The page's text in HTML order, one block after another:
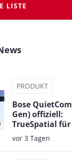
LISTE
PRODUKT
Bose
Gen) offiziell:
TrueSpatial für
vor 3 Tagen